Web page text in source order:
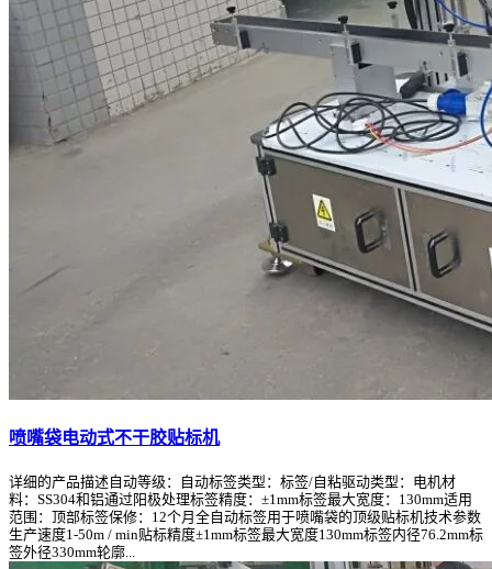
喷嘴袋电动式不干胶贴标机
详细的产品描述自动等级：自动标签类型：标签/自粘驱动类型：电机材
料：SS304和铝通过阳极处理标签精度：±1mm标签最大宽度：130mm适用
范围：顶部标签保修：12个月全自动标签用于喷嘴袋的顶级贴标机技术参数
生产速度1-50m / min贴标精度±1mm标签最大宽度130mm标签内径76.2mm标
签外径330mm轮廓...